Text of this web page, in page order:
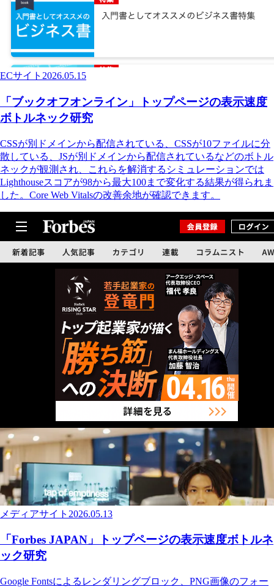
ECサイト 2026.05.15
「ブックオフオンライン」トップページの表示速度
ボトルネック研究
CSSが別ドメインから配信されている、CSSが10ファイルに分
散している、JSが別ドメインから配信されているなどのボトル
ネックが観測され、これらを解消するシミュレーションでは
Lighthouseスコアが98から最大100まで変化する結果が得られま
した。Core Web Vitalsの改善余地が確認できます。
メディアサイト 2026.05.13
「Forbes JAPAN」トップページの表示速度ボトルネ
ック研究
Google Fontsによるレンダリングブロック、PNG画像のフォー